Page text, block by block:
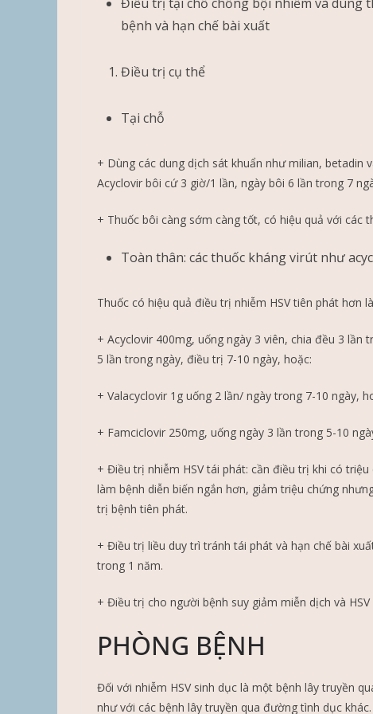
bệnh và hạn chế bài xuất
Điều trị cụ thể
Tại chỗ
+ Dùng các dung dịch sát khuẩn như milian,
Acyclovir bôi cứ 3 giờ/1 lần, ngày bôi 6 lần trong 7
+ Thuốc bôi càng sớm càng tốt, có hiệu quả với các
Toàn thân: các thuốc kháng virút như
Thuốc có hiệu quả điều trị nhiễm HSV tiên phát hơn
+ Acyclovir 400mg, uống ngày 3 viên, chia đều 3 lần
5 lần trong ngày, điều trị 7-10 ngày, hoặc:
+ Valacyclovir 1g uống 2 lần/ ngày trong 7-10 ngày,
+ Famciclovir 250mg, uống ngày 3 lần trong 5-10
+ Điều trị nhiễm HSV tái phát: cần điều trị khi có
làm bệnh diễn biến ngắn hơn, giảm triệu chứng
trị bệnh tiên phát.
+ Điều trị liều duy trì tránh tái phát và hạn chế bài
trong 1 năm.
+ Điều trị cho người bệnh suy giảm miễn dịch và
PHÒNG BỆNH
Đối với nhiễm HSV sinh dục là một bệnh lây truyền
như với các bệnh lây truyền qua đường tình dục